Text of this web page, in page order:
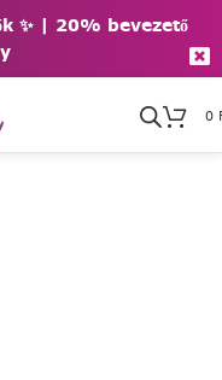
✨ | 20% bevezető
0